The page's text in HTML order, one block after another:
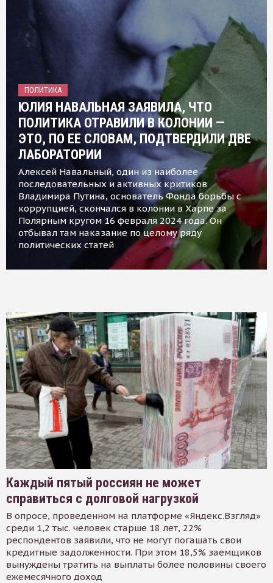
ПОЛИТИКА
ЮЛИЯ НАВАЛЬНАЯ ЗАЯВИЛА, ЧТО
ПОЛИТИКА ОТРАВИЛИ В КОЛОНИИ —
ЭТО, ПО ЕЕ СЛОВАМ, ПОДТВЕРДИЛИ ДВЕ
ЛАБОРАТОРИИ
Алексей Навальный, один из наиболее
последовательных и активных критиков
Владимира Путина, основатель Фонда борьбы с
коррупцией, скончался в колонии в Харпе за
Полярным кругом 16 февраля 2024 года. Он
отбывал там наказание по целому ряду
политических статей
Каждый пятый россиян не может
справиться с долговой нагрузкой
В опросе, проведенном на платформе «Яндекс.Взгляд»
среди 1,2 тыс. человек старше 18 лет, 22%
респондентов заявили, что не могут погашать свои
кредитные задолженности. При этом 18,5% заемщиков
вынуждены тратить на выплаты более половины своего
ежемесячного доход